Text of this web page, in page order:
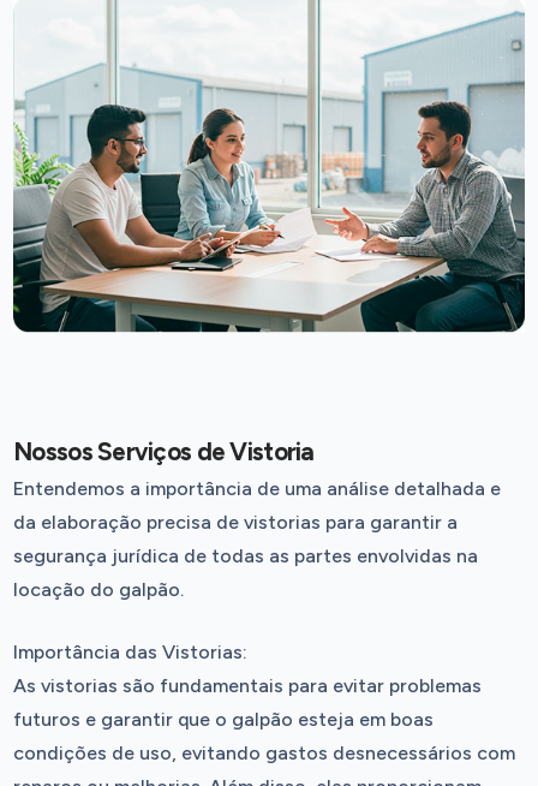
Nossos Serviços de Vistoria
Entendemos a importância de uma análise detalhada e
da elaboração precisa de vistorias para garantir a
segurança jurídica de todas as partes envolvidas na
locação do galpão.
Importância das Vistorias:
As vistorias são fundamentais para evitar problemas
futuros e garantir que o galpão esteja em boas
condições de uso, evitando gastos desnecessários com